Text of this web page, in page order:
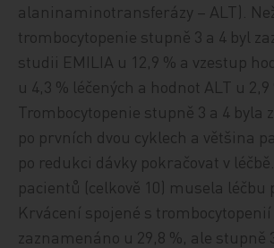
alaninaminotransferázy – ALT).
trombocytopenie stupně 3 a 4 byl
studii EMILIA u 12,9 % a vzestup
u 4,3 % léčených a hodnot ALT u 2,9
Trombocytopenie stupně 3 a 4 byla
po prvních dvou cyklech a většina
po redukci dávky pokračovat v
pacientů (celkově 10) musela léčbu
Krvácení spojené s trombocytopenií
zaznamenáno u 29,8 %, ale stupně